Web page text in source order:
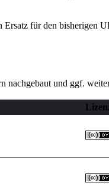
für den bisherigen
nachgebaut und ggf.